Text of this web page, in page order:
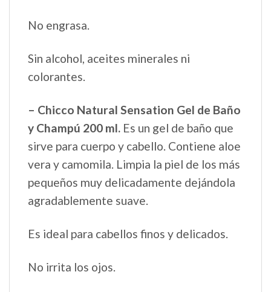
No engrasa.
Sin alcohol, aceites minerales ni
colorantes.
– Chicco Natural Sensation Gel de Baño
y Champú 200 ml. Es un gel de baño que
sirve para cuerpo y cabello. Contiene aloe
vera y camomila. Limpia la piel de los más
pequeños muy delicadamente dejándola
agradablemente suave.
Es ideal para cabellos finos y delicados.
No irrita los ojos.